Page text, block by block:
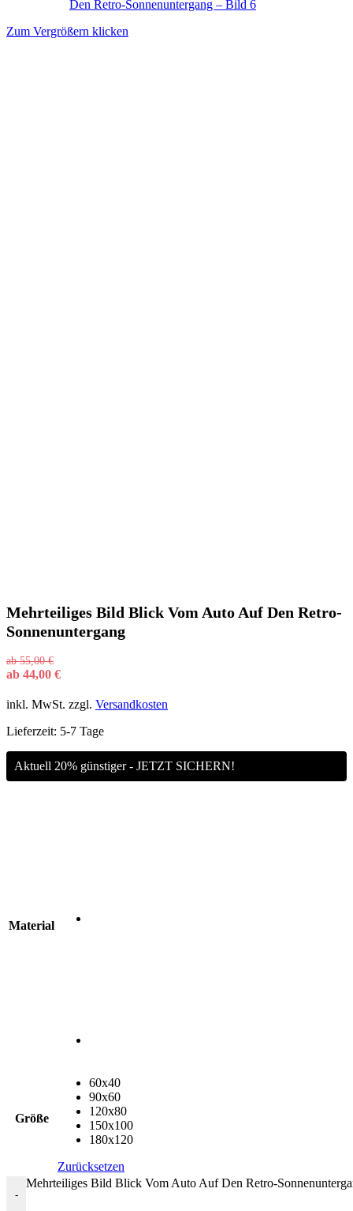
Zum Vergrößern klicken
Mehrteiliges Bild Blick Vom Auto Auf Den Retro-
Sonnenuntergang
ab55,00€
ab 44,00 €
inkl. MwSt. zzgl. Versandkosten
Lieferzeit: 5-7 Tage
Aktuell 20% günstiger - JETZT SICHERN!
Material
Größe
60x40
90x60
120x80
150x100
180x120
Zurücksetzen
-
Mehrteiliges Bild Blick Vom Auto Auf Den Retro-